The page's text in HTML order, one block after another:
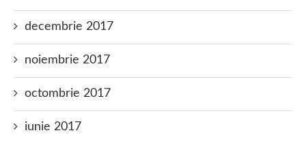
decembrie 2017
noiembrie 2017
octombrie 2017
iunie 2017